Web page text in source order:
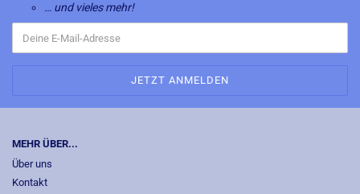
… und vieles mehr!
MEHR ÜBER...
Über uns
Kontakt